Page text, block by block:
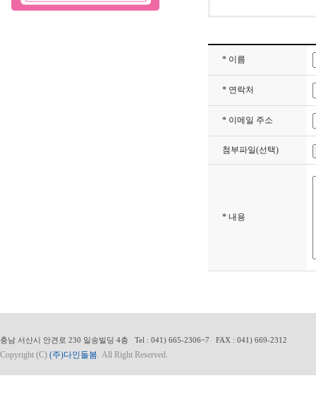
* 이름
* 연락처
* 이메일 주소
첨부파일(선택)
* 내용
충남 서산시 안견로 230 일송빌딩 4층 Tel : 041) 665-2306~7 FAX : 041) 669-2312
Copyright (C) (주)다인돌봄. All Right Reserved.